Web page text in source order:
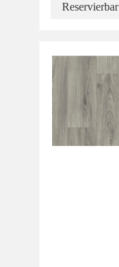
Reservierbar